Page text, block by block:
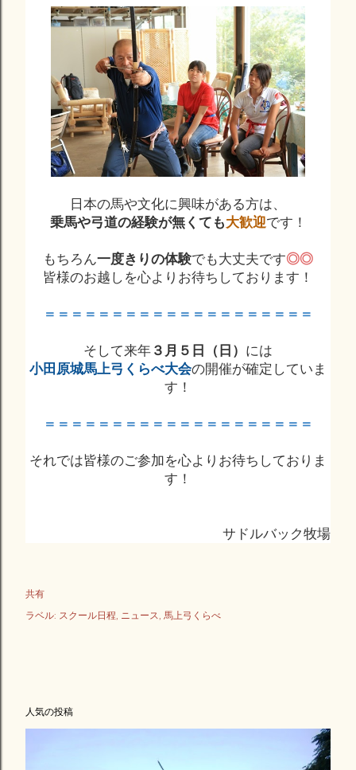
日本の馬や文化に興味がある方は、
乗馬や弓道の経験が無くても大歓迎です！
もちろん一度きりの体験でも大丈夫です◎◎
皆様のお越しを心よりお待ちしております！
＝＝＝＝＝＝＝＝＝＝＝＝＝＝＝＝＝＝＝＝
そして来年 ３月５日（日） には
小田原城馬上弓くらべ大会の開催が確定していま
す！
＝＝＝＝＝＝＝＝＝＝＝＝＝＝＝＝＝＝＝＝
それでは皆様のご参加を心よりお待ちしておりま
す！
サドルバック牧場
共有
ラベル: スクール日程 ニュース 馬上弓くらべ
人気の投稿